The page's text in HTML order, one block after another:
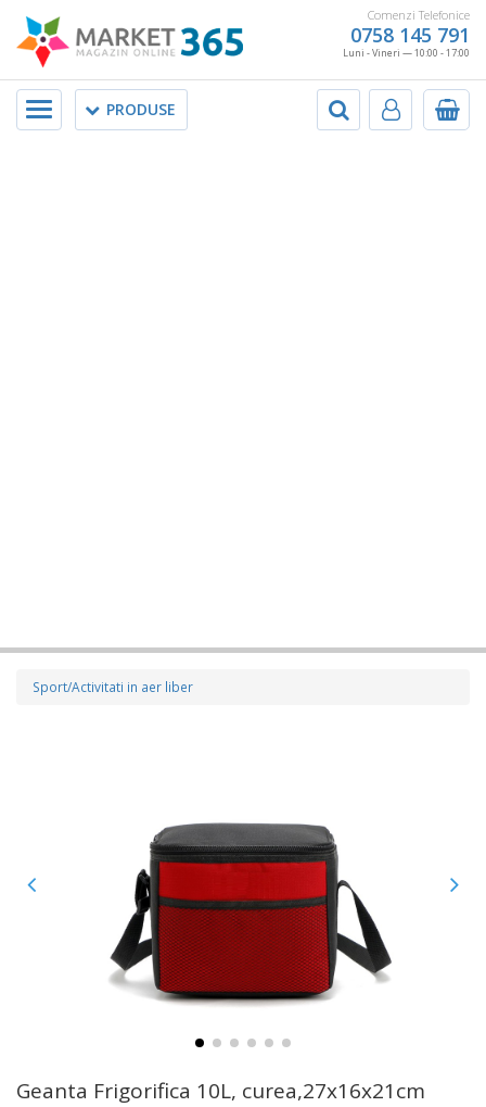
Comenzi Telefonice
0758 145 791
Luni - Vineri — 10:00 - 17:00
PRODUSE
Meniu
Sport/Activitati in aer liber
Geanta Frigorifica 10L, curea,27x16x21cm